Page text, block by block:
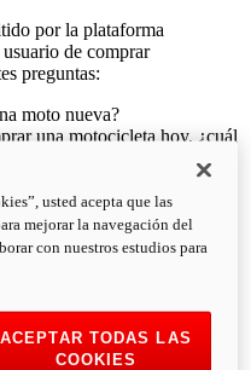
por la plataforma
de comprar
preguntas:
moto nueva?
una motocicleta hoy, ¿cuál
no una Ducati?
varios años sin conducir
las que ya tengo
usted acepta que las
mejorar la navegación del
con nuestros estudios para
ACEPTAR TODAS LAS
COOKIES